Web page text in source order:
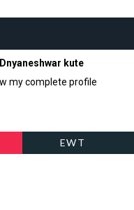
Dnyaneshwar kute
my complete profile
EWT